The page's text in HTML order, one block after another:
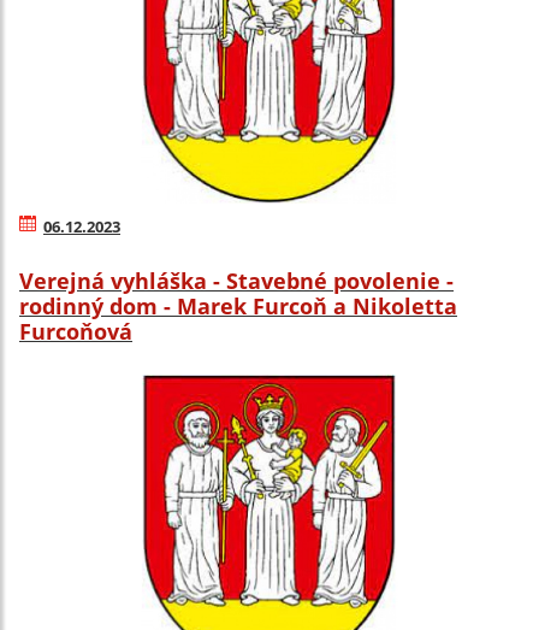
06.12.2023
Verejná vyhláška - Stavebné povolenie -
rodinný dom - Marek Furcoň a Nikoletta
Furcoňová